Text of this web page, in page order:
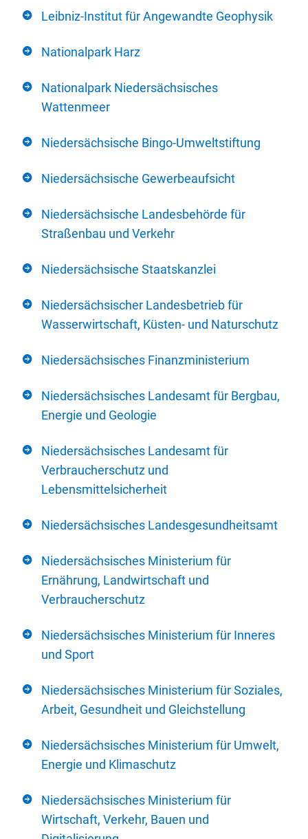
Leibniz-Institut für Angewandte Geophysik
Nationalpark Harz
Nationalpark Niedersächsisches
Wattenmeer
Niedersächsische Bingo-Umweltstiftung
Niedersächsische Gewerbeaufsicht
Niedersächsische Landesbehörde für
Straßenbau und Verkehr
Niedersächsische Staatskanzlei
Niedersächsischer Landesbetrieb für
Wasserwirtschaft, Küsten- und Naturschutz
Niedersächsisches Finanzministerium
Niedersächsisches Landesamt für Bergbau,
Energie und Geologie
Niedersächsisches Landesamt für
Verbraucherschutz und
Lebensmittelsicherheit
Niedersächsisches Landesgesundheitsamt
Niedersächsisches Ministerium für
Ernährung, Landwirtschaft und
Verbraucherschutz
Niedersächsisches Ministerium für Inneres
und Sport
Niedersächsisches Ministerium für Soziales,
Arbeit, Gesundheit und Gleichstellung
Niedersächsisches Ministerium für Umwelt,
Energie und Klimaschutz
Niedersächsisches Ministerium für
Wirtschaft, Verkehr, Bauen und